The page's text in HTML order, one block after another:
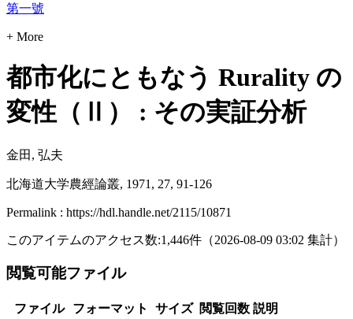
第一號
+ More
都市化にともなう Rurality の
変性（Ⅱ） : その実証分析
金田, 弘夫
北海道大学農經論叢, 1971, 27, 91-126
Permalink : https://hdl.handle.net/2115/10871
このアイテムのアクセス数:1,446件 （2026-08-09 03:02 集計）
閲覧可能ファイル
ファイル フォーマット サイズ 閲覧回数 説明